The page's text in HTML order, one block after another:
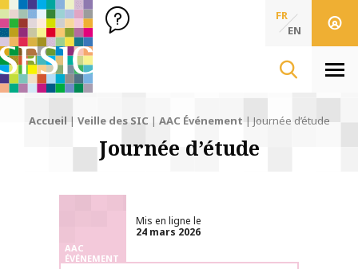
SFSIC Société Française des Sciences de l'Information & de
Société Française des Sciences
de l'Information
FR
EN
Accueil | Veille des SIC | AAC Événement | Journée d’étude
Journée d’étude
AAC
ÉVÉNEMENT
Mis en ligne le
24 mars 2026